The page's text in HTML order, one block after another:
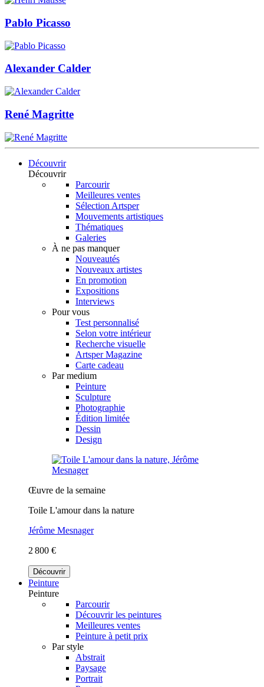
Pablo Picasso
Alexander Calder
René Magritte
Découvrir
Découvrir
Parcourir
Meilleures ventes
Sélection Artsper
Mouvements artistiques
Thématiques
Galeries
À ne pas manquer
Nouveautés
Nouveaux artistes
En promotion
Expositions
Interviews
Pour vous
Test personnalisé
Selon votre intérieur
Recherche visuelle
Artsper Magazine
Carte cadeau
Par medium
Peinture
Sculpture
Photographie
Édition limitée
Dessin
Design
Œuvre de la semaine
Toile L'amour dans la nature
Jérôme Mesnager
2 800 €
Découvrir
Peinture
Peinture
Parcourir
Découvrir les peintures
Meilleures ventes
Peinture à petit prix
Par style
Abstrait
Paysage
Portrait